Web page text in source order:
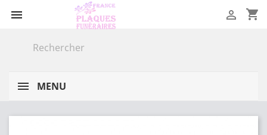
 shopping_cart

MENU